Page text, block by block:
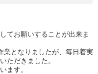
てお願いすることが出来ま
業となりましたが、毎日着実
ただきました。
ます。